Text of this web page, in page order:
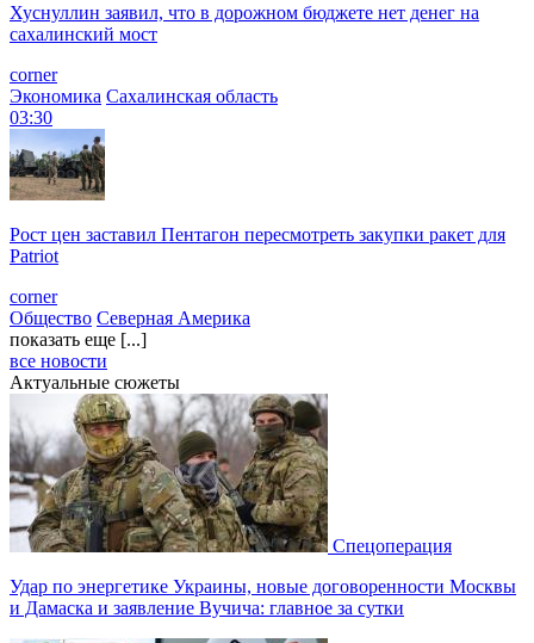
Хуснуллин заявил, что в дорожном бюджете нет денег на
сахалинский мост
corner
Экономика Сахалинская область
03:30
Рост цен заставил Пентагон пересмотреть закупки ракет для
Patriot
corner
Общество Северная Америка
показать еще [...]
все новости
Актуальные сюжеты
Спецоперация
Удар по энергетике Украины, новые договоренности Москвы
и Дамаска и заявление Вучича: главное за сутки